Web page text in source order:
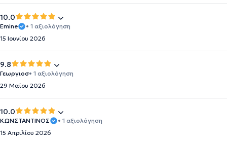
10.0
Emine
• 1 αξιολόγηση
15 Ιουνίου 2026
9.8
Γεωργιοσ• 1 αξιολόγηση
29 Μαΐου 2026
10.0
ΚΩΝΣΤΑΝΤΙΝΟΣ
• 1 αξιολόγηση
15 Απριλίου 2026